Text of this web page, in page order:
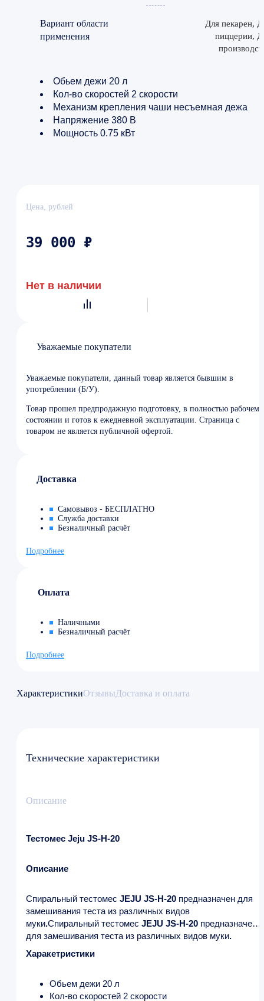
Вариант области
применения
Для пекарен,
пиццерии,
Обьем дежи 20 л
Кол-во скоростей 2 скорости
Механизм крепления чаши несъемная дежа
Напряжение 380 В
Мощность 0.75 кВт
Цена, рублей
39 000 ₽
Нет в наличии
Уважаемые покупатели
Уважаемые покупатели, данный товар является бывшим в
употреблении (Б/У).
Товар прошел предпродажную подготовку, в полностью рабочем
состоянии и готов к ежедневной эксплуатации. Страница с
товаром не является публичной офертой.
Доставка
Самовывоз - БЕСПЛАТНО
Служба доставки
Безналичный расчёт
Подробнее
Оплата
Наличными
Безналичный расчёт
Подробнее
ХарактеристикиОтзывыДоставка и оплата
Технические характеристики
Описание
Тестомес Jeju JS-H-20
Описание
Спиральный тестомес JEJU JS-H-20 предназначен для
замешивания теста из различных видов
муки.Спиральный тестомес JEJU JS-H-20 предназначен
для замешивания теста из различных видов муки.
Харакетристики
Обьем дежи 20 л
Кол-во скоростей 2 скорости